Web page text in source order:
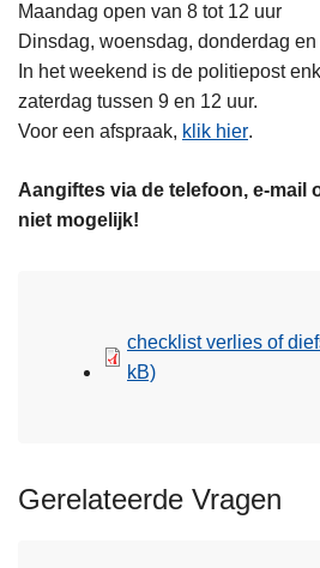
Maandag open van 8 tot 12 uur
Dinsdag, woensdag, donderdag
In het weekend is de politiepost
zaterdag tussen 9 en 12 uur.
Voor een afspraak, klik hier.
Aangiftes via de telefoon, e-mail
niet mogelijk!
checklist verlies of
kB)
Gerelateerde Vragen